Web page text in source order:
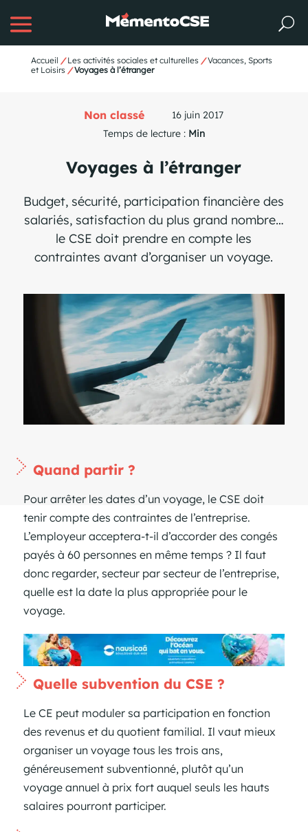
Accueil / Les activités sociales et culturelles / Vacances, Sports
et Loisirs / Voyages à l’étranger
Non classé
16 juin 2017
Temps de lecture : Min
Voyages à l’étranger
Budget, sécurité, participation financière des
salariés, satisfaction du plus grand nombre…
le CSE doit prendre en compte les
contraintes avant d’organiser un voyage.
Quand partir ?
Pour arrêter les dates d’un voyage, le CSE doit
tenir compte des contraintes de l’entreprise.
L’employeur acceptera-t-il d’accorder des congés
payés à 60 personnes en même temps ? Il faut
donc regarder, secteur par secteur de l’entreprise,
quelle est la date la plus appropriée pour le
voyage.
Quelle subvention du CSE ?
Le CE peut moduler sa participation en fonction
des revenus et du quotient familial. Il vaut mieux
organiser un voyage tous les trois ans,
généreusement subventionné, plutôt qu’un
voyage annuel à prix fort auquel seuls les hauts
salaires pourront participer.